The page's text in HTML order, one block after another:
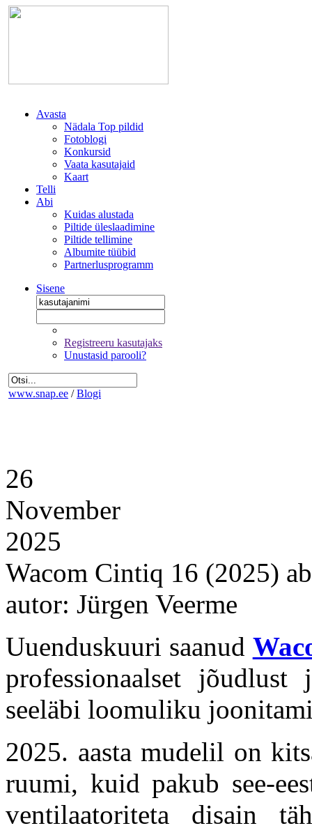
Avasta
Nädala Top pildid
Fotoblogi
Konkursid
Vaata kasutajaid
Kaart
Telli
Abi
Kuidas alustada
Piltide üleslaadimine
Piltide tellimine
Albumite tüübid
Partnerlusprogramm
Sisene
Registreeru kasutajaks
Unustasid parooli?
www.snap.ee / Blogi
26
November
2025
Wacom Cintiq 16 (2025)
autor: Jürgen Veerme
Uuenduskuuri saanud
professionaalset
seeläbi loomuliku
2025. aasta mudelil on
ruumi, kuid pakub see-
ventilaatoriteta disain